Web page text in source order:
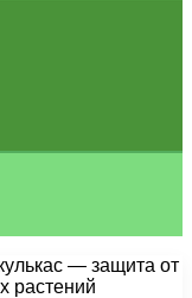
— защита от
растений